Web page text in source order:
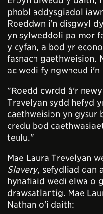
phobl addysgiadol
Roeddwn i'n disgwyl
yn sylweddoli pa mor
y cyfan, a bod yr
fasnach gaethweision.
ac wedi fy ngwneud i'n
"Roedd cwrdd â'r
Trevelyan sydd hefyd
caethweision yn gysur
credu bod
teulu."
Mae Laura Trevelyan
Slavery, sefydliad dan
hynafiaid wedi elwa o
drawsatlantig. Mae
Nathan o'i daith: